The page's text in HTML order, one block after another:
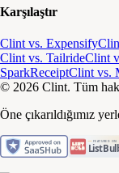
Karşılaştır
Clint vs. Expensify
Clint vs. TailrideClint
SparkReceiptClint vs.
© 2026 Clint. Tüm
Öne çıkarıldığımız